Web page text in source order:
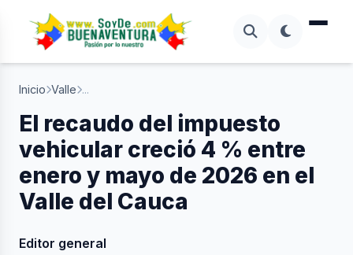
Inicio Valle ...
El recaudo del impuesto
vehicular creció 4 % entre
enero y mayo de 2026 en el
Valle del Cauca
Editor general